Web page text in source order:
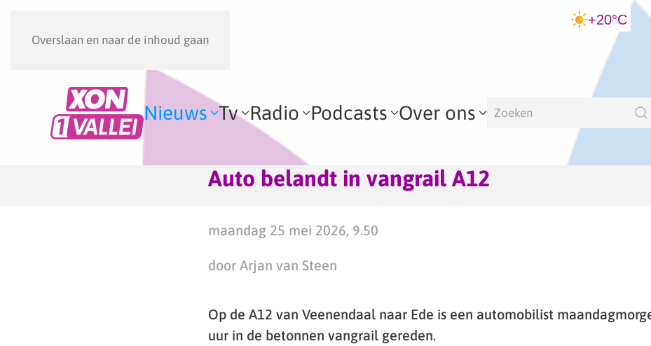
Overslaan en naar de inhoud gaan
+20°C
Nieuws Tv Radio Podcasts Over ons
Auto belandt in vangrail A12
maandag 25 mei 2026, 9.50
door Arjan van Steen
Op de A12 van Veenendaal naar Ede is een automobilist
uur in de betonnen vangrail gereden.